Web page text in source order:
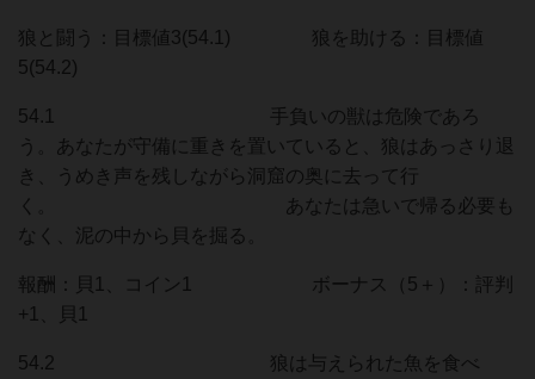
狼と闘う：目標値3(54.1) 狼を助ける：目標値
5(54.2)
54.1 手負いの獣は危険であろ
う。あなたが守備に重きを置いていると、狼はあっさり退
き、うめき声を残しながら洞窟の奥に去って行
く。 あなたは急いで帰る必要も
なく、泥の中から貝を掘る。
報酬：貝1、コイン1 ボーナス（5＋）：評判
+1、貝1
54.2 狼は与えられた魚を食べ